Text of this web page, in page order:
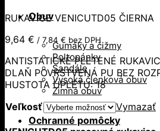
Obuv
Gumáky a čižmy
Poltopánky
Sandále
Vysoká členková obuv
Zimná obuv
Ochranné pomôcky
RUKAVICE VENICUTD05 ČIERNA
9,64 € / 7,84 € bez DPH
ANTISTATICKÉ PLETENÉ
DLAŇ POVRSTVENÁ PU BEZ
HUSTOTA ÚPLETU: 18
Veľkosť
Vymazať